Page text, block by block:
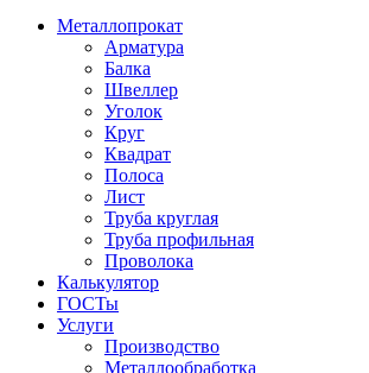
Металлопрокат
Арматура
Балка
Швеллер
Уголок
Круг
Квадрат
Полоса
Лист
Труба круглая
Труба профильная
Проволока
Калькулятор
ГОСТы
Услуги
Производство
Металлообработка